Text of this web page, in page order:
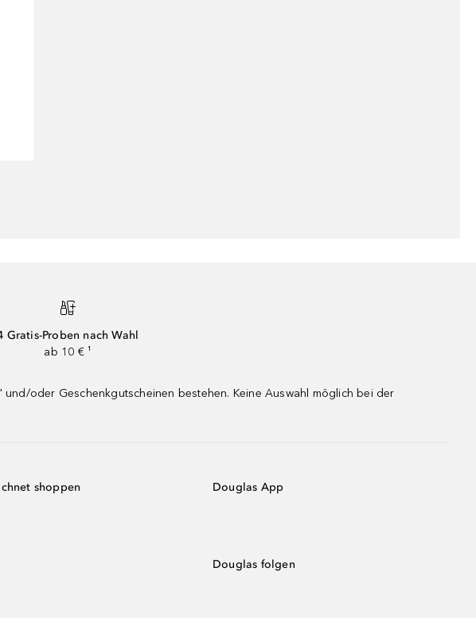
Gratis-Proben nach Wahl
ab 10 € ¹
oder Geschenkgutscheinen bestehen. Keine Auswahl möglich bei der
shoppen Douglas App
Douglas folgen